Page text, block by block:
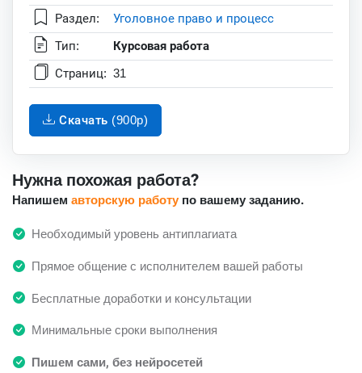
Раздел:
Уголовное право и процесс
Тип:
Курсовая работа
Страниц: 31
Скачать (900p)
Нужна похожая работа?
Напишем авторскую работу по вашему заданию.
Необходимый уровень антиплагиата
Прямое общение с исполнителем вашей работы
Бесплатные доработки и консультации
Минимальные сроки выполнения
Пишем сами, без нейросетей